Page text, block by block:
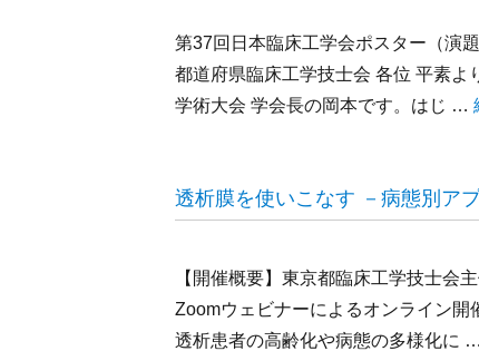
第37回日本臨床工学会ポスター（演
都道府県臨床工学技士会 各位 平素
学術大会 学会長の岡本です。はじ …
透析膜を使いこなす －病態別ア
【開催概要】東京都臨床工学技士会
Zoomウェビナーによるオンライン
透析患者の高齢化や病態の多様化に …